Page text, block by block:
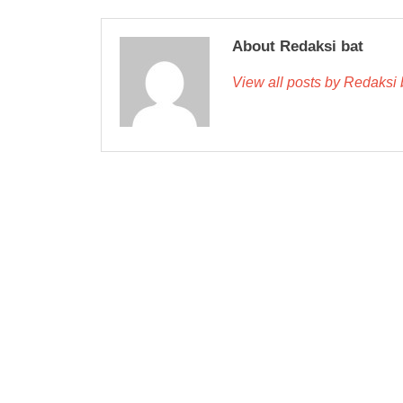
About Redaksi bat
View all posts by Redaksi